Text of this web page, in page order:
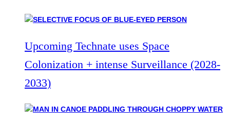
Upcoming Technate uses Space
Colonization + intense Surveillance (2028-
2033)